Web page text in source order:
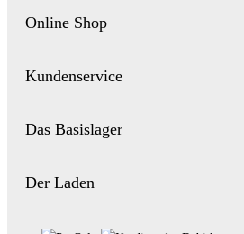
Online Shop
Kundenservice
Das Basislager
Der Laden